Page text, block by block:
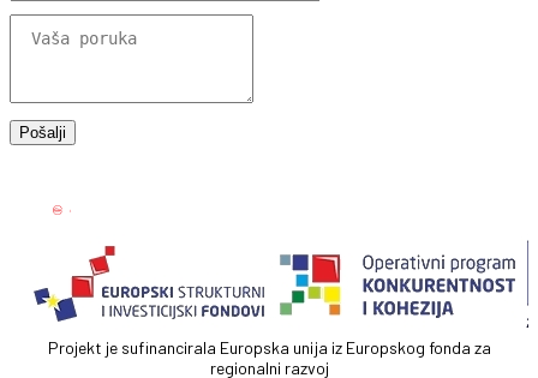
Projekt je sufinancirala Europska unija iz Europskog fonda za
regionalni razvoj